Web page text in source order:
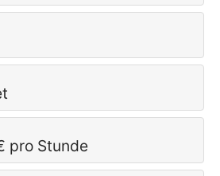
pro Stunde